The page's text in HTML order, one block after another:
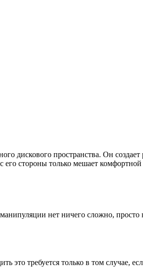
дискового пространства. Он
стороны только мешает комфортной
нет ничего сложно, просто
это требуется только в том случае,